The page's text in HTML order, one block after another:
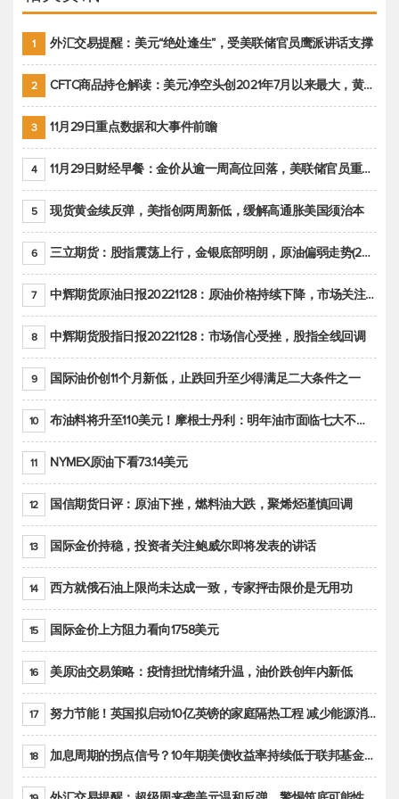
1 外汇交易提醒：美元“绝处逢生”，受美联储官员鹰派讲话支撑
2 CFTC商品持仓解读：美元净空头创2021年7月以来最大，黄金期货投机性净多头头寸减少
3 11月29日重点数据和大事件前瞻
4 11月29日财经早餐：金价从逾一周高位回落，美联储官员重申鹰派立场推动美元回升
5 现货黄金续反弹，美指创两周新低，缓解高通胀美国须治本
6 三立期货：股指震荡上行，金银底部明朗，原油偏弱走势(20221128收评)
7 中辉期货原油日报20221128：原油价格持续下降，市场关注OPEC+新一轮产能政策
8 中辉期货股指日报20221128：市场信心受挫，股指全线回调
9 国际油价创11个月新低，止跌回升至少得满足二大条件之一
10 布油料将升至110美元！摩根士丹利：明年油市面临七大不确定性
11 NYMEX原油下看73.14美元
12 国信期货日评：原油下挫，燃料油大跌，聚烯烃谨慎回调
13 国际金价持稳，投资者关注鲍威尔即将发表的讲话
14 西方就俄石油上限尚未达成一致，专家抨击限价是无用功
15 国际金价上方阻力看向1758美元
16 美原油交易策略：疫情担忧情绪升温，油价跌创年内新低
17 努力节能！英国拟启动10亿英镑的家庭隔热工程 减少能源消耗
18 加息周期的拐点信号？10年期美债收益率持续低于联邦基金利率目标区间